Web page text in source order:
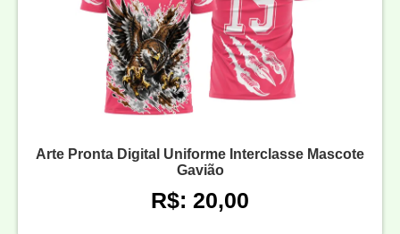
Arte Pronta Digital Uniforme Interclasse Mascote
Gavião
R$: 20,00